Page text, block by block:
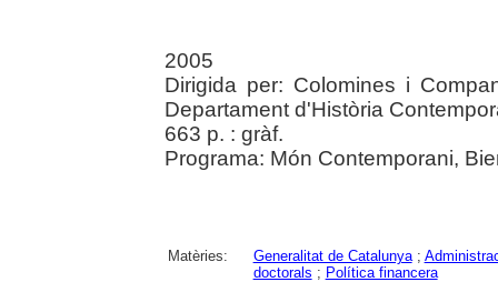
2005
Dirigida per: Colomines i
Departament d'Història
663 p. : gràf.
Programa: Món Contemporani,
Matèries: Generalitat de Catalunya;
doctorals ; Política financera